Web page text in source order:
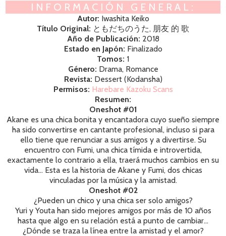
INFORMACIÓN GENERAL:
Autor: Iwashita Keiko
Título Original: ともだちのうた, 朋友 的 歌
Año de Publicación: 2018
Estado en Japón: Finalizado
Tomos: 1
Género: Drama, Romance
Revista: Dessert (Kodansha)
Permisos: Harebare Kazoku Scans
Resumen:
Oneshot #01
Akane es una chica bonita y encantadora cuyo sueño siempre
ha sido convertirse en cantante profesional, incluso si para
ello tiene que renunciar a sus amigos y a divertirse. Su
encuentro con Fumi, una chica tímida e introvertida,
exactamente lo contrario a ella, traerá muchos cambios en su
vida... Esta es la historia de Akane y Fumi, dos chicas
vinculadas por la música y la amistad.
Oneshot #02
¿Pueden un chico y una chica ser solo amigos?
Yuri y Youta han sido mejores amigos por más de 10 años
hasta que algo en su relación está a punto de cambiar...
¿Dónde se traza la línea entre la amistad y el amor?